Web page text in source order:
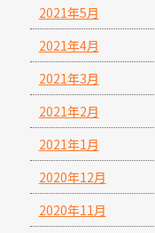
2021年5月
2021年4月
2021年3月
2021年2月
2021年1月
2020年12月
2020年11月